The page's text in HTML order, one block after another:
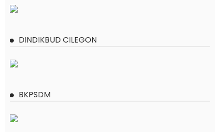
DINDIKBUD CILEGON
BKPSDM